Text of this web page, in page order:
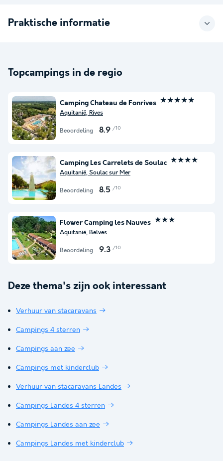
Praktische informatie
Topcampings in de regio
Camping Chateau de Fonrives ★★★★★
Aquitanië, Rives
Beoordeling 8.9 /10
Camping Les Carrelets de Soulac ★★★★
Aquitanië, Soulac sur Mer
Beoordeling 8.5 /10
Flower Camping les Nauves ★★★
Aquitanië, Belves
Beoordeling 9.3 /10
Deze thema's zijn ook interessant
Verhuur van stacaravans
Campings 4 sterren
Campings aan zee
Campings met kinderclub
Verhuur van stacaravans Landes
Campings Landes 4 sterren
Campings Landes aan zee
Campings Landes met kinderclub